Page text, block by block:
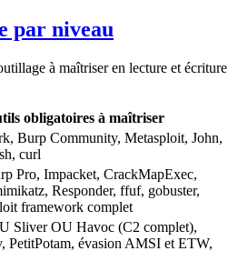
par niveau
à maîtriser en lecture et écriture
obligatoires à maîtriser
Burp Community, Metasploit, John,
curl
Pro, Impacket, CrackMapExec,
Responder, ffuf, gobuster,
framework complet
Sliver OU Havoc (C2 complet),
PetitPotam, évasion AMSI et ETW,